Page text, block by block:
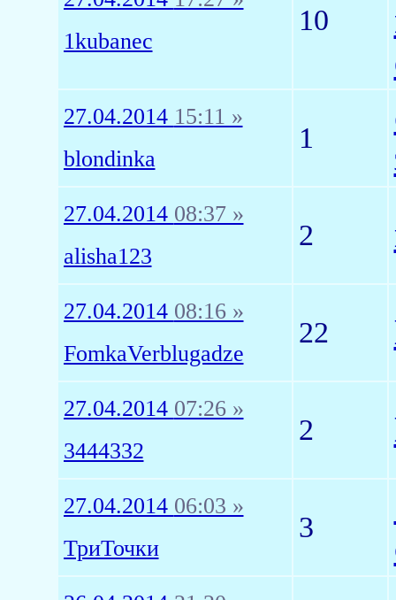
1kubanec
10
27.04.2014 15:11 »
blondinka
1
27.04.2014 08:37 »
alisha123
2
27.04.2014 08:16 »
FomkaVerblugadze
22
27.04.2014 07:26 »
3444332
2
27.04.2014 06:03 »
ТриТочки
3